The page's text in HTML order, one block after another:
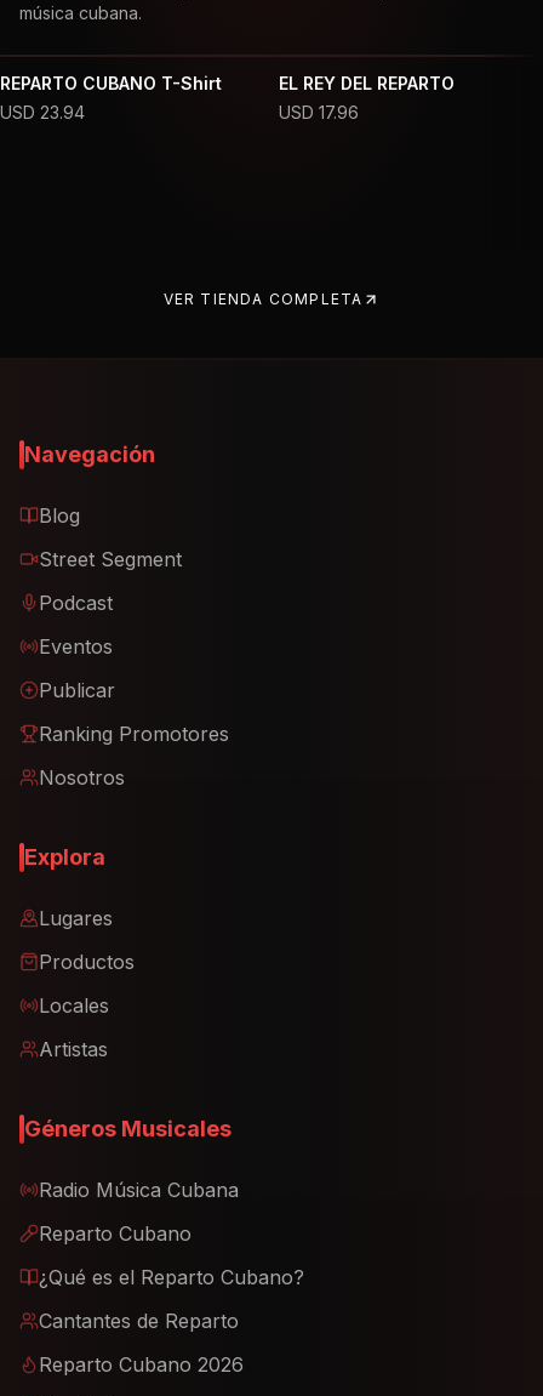
música cubana.
REPARTO CUBANO T-Shirt
USD 23.94
EL REY DEL REPARTO
USD 17.96
VER TIENDA COMPLETA
Navegación
Blog
Street Segment
Podcast
Eventos
Publicar
Ranking Promotores
Nosotros
Explora
Lugares
Productos
Locales
Artistas
Géneros Musicales
Radio Música Cubana
Reparto Cubano
¿Qué es el Reparto Cubano?
Cantantes de Reparto
Reparto Cubano 2026